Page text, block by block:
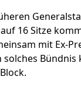
16 Sitze
mit Ex-